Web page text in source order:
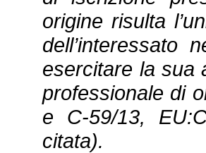
origine risulta
dell’interessato
esercitare la sua
professionale di
e C‑59/13,
citata).